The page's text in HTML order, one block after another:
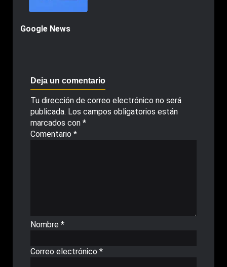
Google News
Deja un comentario
Tu dirección de correo electrónico no será
publicada. Los campos obligatorios están
marcados con *
Comentario *
Nombre *
Correo electrónico *